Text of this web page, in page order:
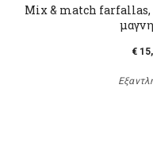
Mix & match farfallas,
€